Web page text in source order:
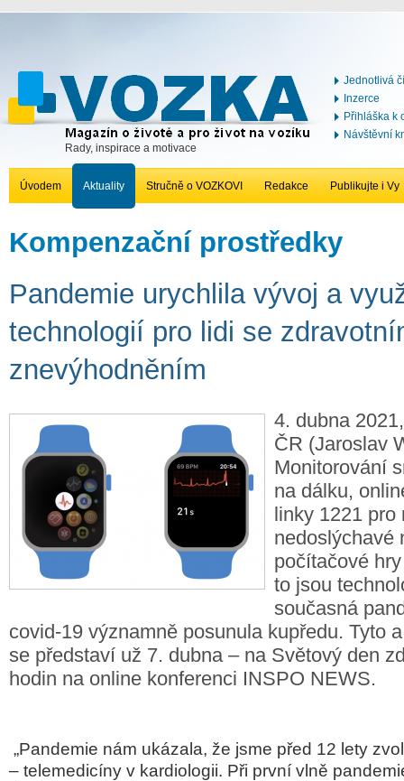
Rady, inspirace a motivace
Jednotlivá
Inzerce
Přihláška k
Návštěvní
Úvodem Aktuality Stručně o VOZKOVI Redakce Publikujte i Vy
Kompenzační prostředky
Pandemie urychlila vývoj a
technologií pro lidi se
znevýhodněním
4. dubna
ČR (Jaroslav
Monitorování
na dálku,
linky 1221 pro
nedoslýchavé
počítačové
to jsou
současná
covid-19 významně posunula kupředu. Tyto
se představí už 7. dubna – na Světový den
hodin na online konferenci INSPO NEWS.
„Pandemie nám ukázala, že jsme před 12 lety
– telemedicíny v kardiologii. Při první vlně